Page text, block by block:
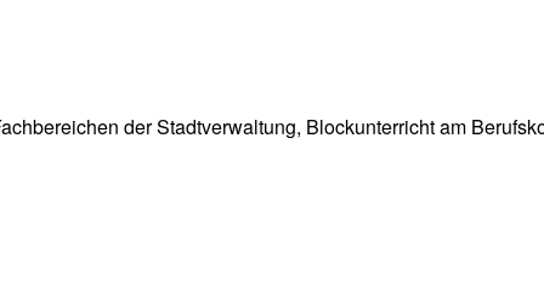
der Stadtverwaltung, Blockunterricht am